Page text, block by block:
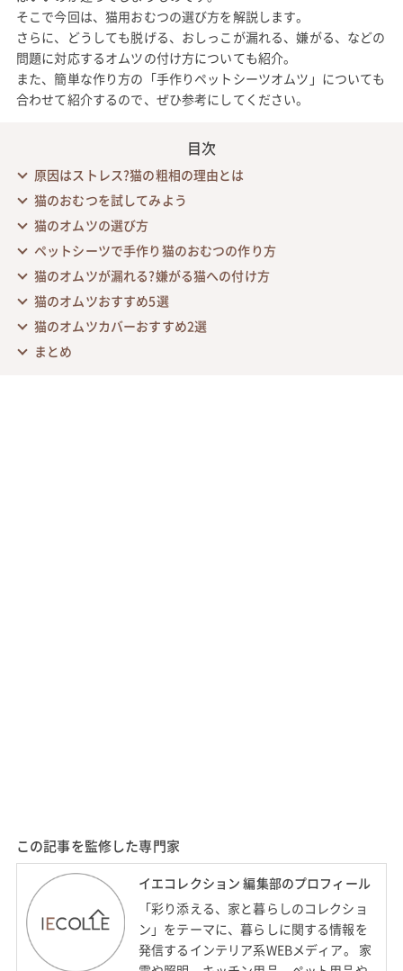
そこで今回は、猫用おむつの選び方を解説します。
さらに、どうしても脱げる、おしっこが漏れる、嫌がる、などの
問題に対応するオムツの付け方についても紹介。
また、簡単な作り方の「手作りペットシーツオムツ」についても
合わせて紹介するので、ぜひ参考にしてください。
目次
原因はストレス?猫の粗相の理由とは
猫のおむつを試してみよう
猫のオムツの選び方
ペットシーツで手作り猫のおむつの作り方
猫のオムツが漏れる?嫌がる猫への付け方
猫のオムツおすすめ5選
猫のオムツカバーおすすめ2選
まとめ
この記事を監修した専門家
イエコレクション 編集部のプロフィール
「彩り添える、家と暮らしのコレクショ
ン」をテーマに、暮らしに関する情報を
発信するインテリア系WEBメディア。 家